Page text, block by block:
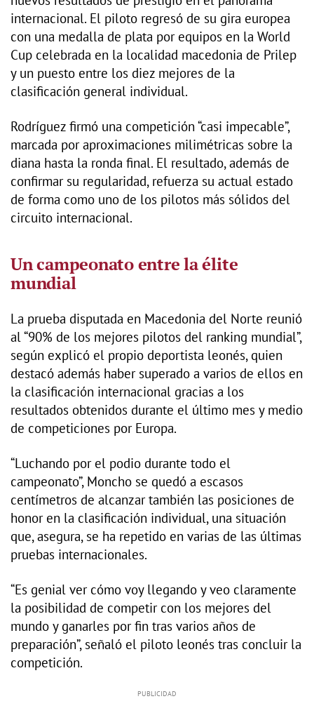
internacional. El piloto regresó de su gira europea
con una medalla de plata por equipos en la World
Cup celebrada en la localidad macedonia de Prilep
y un puesto entre los diez mejores de la
clasificación general individual.
Rodríguez firmó una competición “casi impecable”,
marcada por aproximaciones milimétricas sobre la
diana hasta la ronda final. El resultado, además de
confirmar su regularidad, refuerza su actual estado
de forma como uno de los pilotos más sólidos del
circuito internacional.
Un campeonato entre la élite
mundial
La prueba disputada en Macedonia del Norte reunió
al “90% de los mejores pilotos del ranking mundial”,
según explicó el propio deportista leonés, quien
destacó además haber superado a varios de ellos en
la clasificación internacional gracias a los
resultados obtenidos durante el último mes y medio
de competiciones por Europa.
“Luchando por el podio durante todo el
campeonato”, Moncho se quedó a escasos
centímetros de alcanzar también las posiciones de
honor en la clasificación individual, una situación
que, asegura, se ha repetido en varias de las últimas
pruebas internacionales.
“Es genial ver cómo voy llegando y veo claramente
la posibilidad de competir con los mejores del
mundo y ganarles por fin tras varios años de
preparación”, señaló el piloto leonés tras concluir la
competición.